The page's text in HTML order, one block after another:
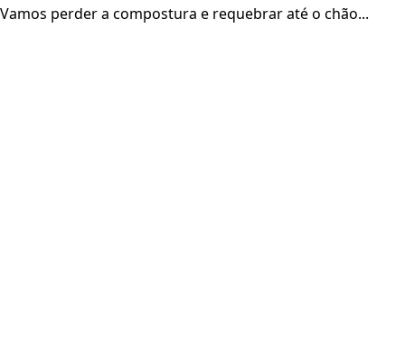
Vamos perder a compostura e requebrar até o chão...